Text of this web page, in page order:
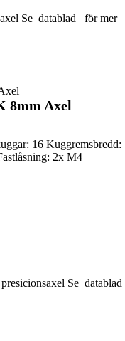
Se datablad för mer
8mm Axel
16 Kuggremsbredd:
2x M4
Se datablad